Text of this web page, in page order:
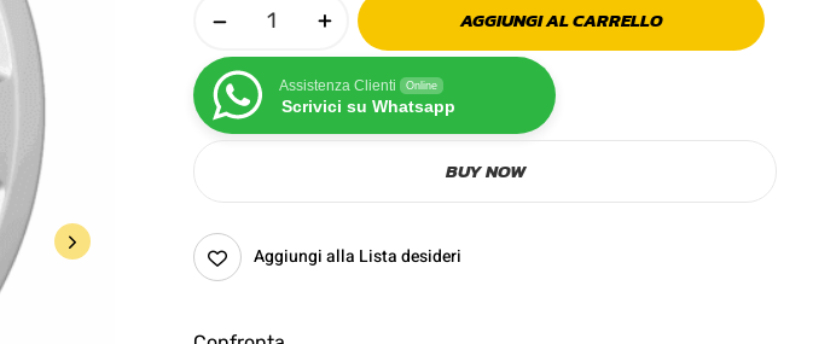
AGGIUNGI AL CARRELLO
Assistenza Clienti Online
Scrivici su Whatsapp
BUY NOW
Aggiungi alla Lista desideri